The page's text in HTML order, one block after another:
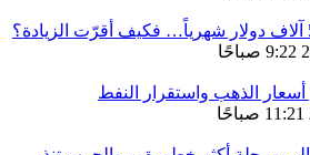
أسعار الذهب واستقرار النفط